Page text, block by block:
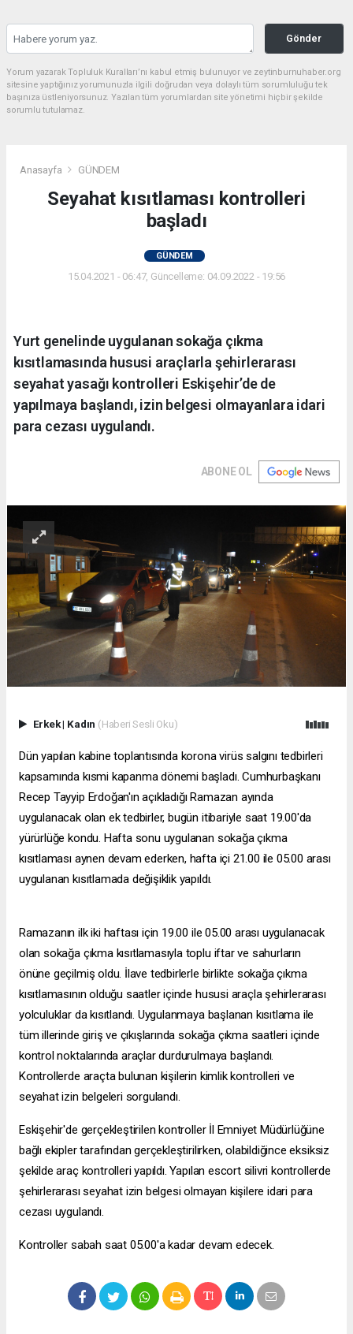
Gönder
Yorum yazarak Topluluk Kuralları’nı kabul etmiş bulunuyor ve zeytinburnuhaber.org
sitesine yaptığınız yorumunuzla ilgili doğrudan veya dolaylı tüm sorumluluğu tek
başınıza üstleniyorsunuz. Yazılan tüm yorumlardan site yönetimi hiçbir şekilde
sorumlu tutulamaz.
Anasayfa GÜNDEM
Seyahat kısıtlaması kontrolleri
başladı
GÜNDEM
15.04.2021 - 06:47, Güncelleme: 04.09.2022 - 19:56
Yurt genelinde uygulanan sokağa çıkma
kısıtlamasında hususi araçlarla şehirlerarası
seyahat yasağı kontrolleri Eskişehir’de de
yapılmaya başlandı, izin belgesi olmayanlara idari
para cezası uygulandı.
ABONE OL
Erkek| Kadın (Haberi Sesli Oku)
Dün yapılan kabine toplantısında korona virüs salgını tedbirleri
kapsamında kısmi kapanma dönemi başladı. Cumhurbaşkanı
Recep Tayyip Erdoğan'ın açıkladığı Ramazan ayında
uygulanacak olan ek tedbirler, bugün itibariyle saat 19.00'da
yürürlüğe kondu. Hafta sonu uygulanan sokağa çıkma
kısıtlaması aynen devam ederken, hafta içi 21.00 ile 05.00 arası
uygulanan kısıtlamada değişiklik yapıldı.
Ramazanın ilk iki haftası için 19.00 ile 05.00 arası uygulanacak
olan sokağa çıkma kısıtlamasıyla toplu iftar ve sahurların
önüne geçilmiş oldu. İlave tedbirlerle birlikte sokağa çıkma
kısıtlamasının olduğu saatler içinde hususi araçla şehirlerarası
yolculuklar da kısıtlandı. Uygulanmaya başlanan kısıtlama ile
tüm illerinde giriş ve çıkışlarında sokağa çıkma saatleri içinde
kontrol noktalarında araçlar durdurulmaya başlandı.
Kontrollerde araçta bulunan kişilerin kimlik kontrolleri ve
seyahat izin belgeleri sorgulandı.
Eskişehir'de gerçekleştirilen kontroller İl Emniyet Müdürlüğüne
bağlı ekipler tarafından gerçekleştirilirken, olabildiğince eksiksiz
şekilde araç kontrolleri yapıldı. Yapılan escort silivri kontrollerde
şehirlerarası seyahat izin belgesi olmayan kişilere idari para
cezası uygulandı.
Kontroller sabah saat 05.00'a kadar devam edecek.